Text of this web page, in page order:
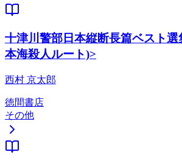
十津川警部日本縦断長篇ベスト選
本海殺人ルート)>
西村 京太郎
徳間書店
その他